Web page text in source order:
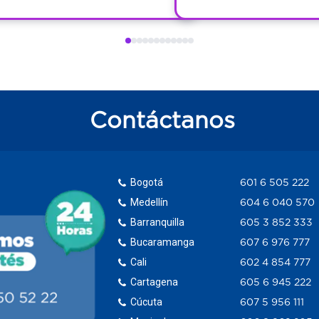
Contáctanos
Bogotá
Medellín
Barranquilla
Bucaramanga
Cali
Cartagena
Cúcuta
601 6 505 222
604 6 040 570
605 3 852 333
607 6 976 777
602 4 854 777
605 6 945 222
607 5 956 111